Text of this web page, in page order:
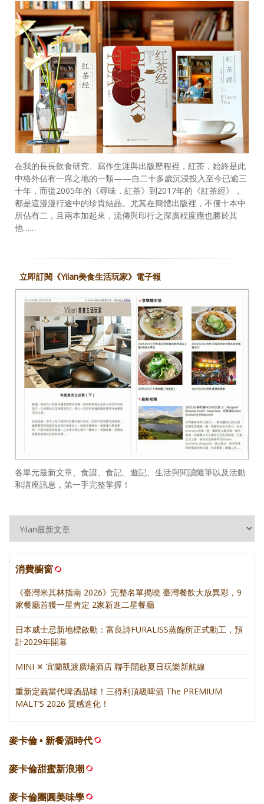
在我的長長飲食研究、寫作生涯與出版歷程裡，紅茶，始終是此
中格外佔有一席之地的一類——自二十多歲沉浸投入至今已逾三
十年，而從2005年的《尋味．紅茶》到2017年的《紅茶經》，
都是這漫漫行途中的珍貴結晶。尤其在簡體出版裡，不僅十本中
所佔有二，且兩本加起來，流傳與印行之深廣程度應也勝於其
他……
立即訂閱《Yilan美食生活玩家》電子報
各單元最新文章、食譜、食記、遊記、生活與閱讀隨筆以及活動
和講座訊息，第一手完整掌握！
消費櫥窗
《臺灣米其林指南 2026》完整名單揭曉 臺灣餐飲大放異彩，9
家餐廳首獲一星肯定 2家新進二星餐廳
日本威士忌新地標啟動：富良詩FURALISS蒸餾所正式動工，預
計2029年開幕
MINI ✕ 宜蘭凱渡廣場酒店 聯手開啟夏日玩樂新航線
重新定義當代啤酒品味！三得利頂級啤酒 The PREMIUM
MALT’S 2026 質感進化！
麥卡倫 • 新餐酒時代
麥卡倫甜蜜新浪潮
麥卡倫團圓美味學